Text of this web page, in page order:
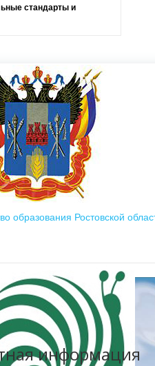
стандарты и
образования Ростовской
информация